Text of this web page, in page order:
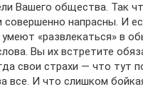
Вашего общества. Так
совершенно напрасны. И
«развлекаться» в
Вы их встретите
свои страхи — что тут
все. И что слишком